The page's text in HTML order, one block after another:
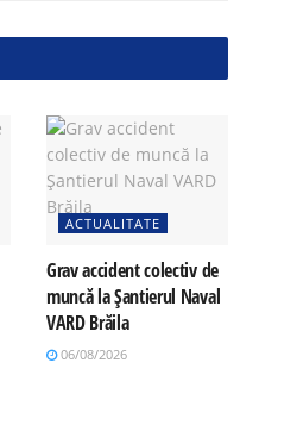
ACTUALITATE
Grav accident colectiv de
muncă la Șantierul Naval
VARD Brăila
06/08/2026